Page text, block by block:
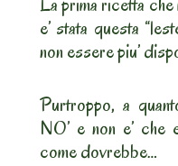
e’ stata questa
non essere piu’
Purtroppo, a
NO’ e non e’ che
come dovrebbe…